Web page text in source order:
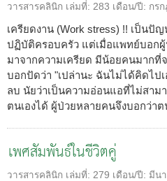
วารสารคลินิก เล่มที่: 283 เดือน/ปี: กร
เครียดงาน (Work stress) !! เป็น
ปฏิบัติครอบครัว แต่เมื่อแพทย์บอกผู้
มาจากความเครียด มีน้อยคนมากที่
บอกปัดว่า "เปล่านะ ฉันไม่ได้คิดไปเ
ลบ นัยว่าเป็นความอ่อนแอที่ไม่สาม
ตนเองได้ ผู้ป่วยหลายคนจึงบอกว่าต
เพศสัมพันธ์ในชีวิตคู่
วารสารคลินิก เล่มที่: 279 เดือน/ปี: มีน